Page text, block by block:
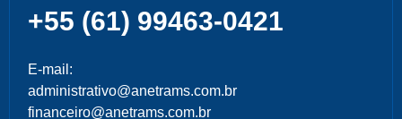
+55 (61) 99463-0421
E-mail:
administrativo@anetrams.com.br
financeiro@anetrams.com.br